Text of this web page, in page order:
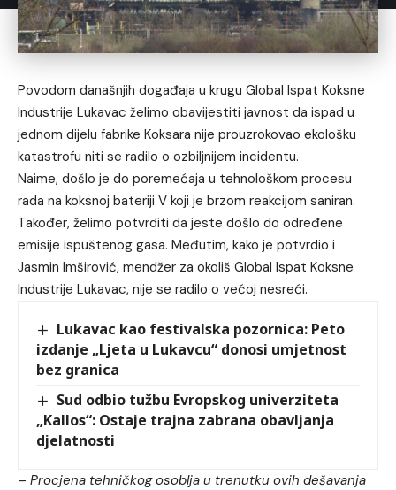
Povodom današnjih događaja u krugu Global Ispat Koksne
Industrije Lukavac želimo obavijestiti javnost da ispad u
jednom dijelu fabrike Koksara nije prouzrokovao ekološku
katastrofu niti se radilo o ozbiljnijem incidentu.
Naime, došlo je do poremećaja u tehnološkom procesu
rada na koksnoj bateriji V koji je brzom reakcijom saniran.
Također, želimo potvrditi da jeste došlo do određene
emisije ispuštenog gasa. Međutim, kako je potvrdio i
Jasmin Imširović, mendžer za okoliš Global Ispat Koksne
Industrije Lukavac, nije se radilo o većoj nesreći.
Lukavac kao festivalska pozornica: Peto
izdanje „Ljeta u Lukavcu“ donosi umjetnost
bez granica
Sud odbio tužbu Evropskog univerziteta
„Kallos“: Ostaje trajna zabrana obavljanja
djelatnosti
– Procjena tehničkog osoblja u trenutku ovih dešavanja